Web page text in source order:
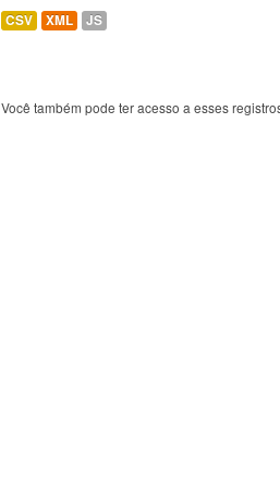
CSV XML JS
Você também pode ter acesso a esses